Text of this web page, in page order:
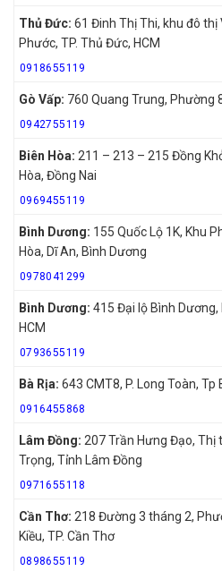
Thủ Đức: 61 Đinh Thị Thi, khu đô thị
Phước, TP. Thủ Đức, HCM
0918655119
Gò Vấp: 760 Quang Trung, Phường
0942755119
Biên Hòa: 211 – 213 – 215 Đồng
Hòa, Đồng Nai
0969455119
Bình Dương: 155 Quốc Lộ 1K, Khu
Hòa, Dĩ An, Bình Dương
0978041299
Bình Dương: 415 Đại lộ Bình
HCM
0793655119
Bà Rịa: 643 CMT8, P. Long Toàn, Tp
0916455868
Lâm Đồng: 207 Trần Hưng Đạo, Thị
Trọng, Tỉnh Lâm Đồng
0971655118
Cần Thơ: 218 Đường 3 tháng 2,
Kiều, TP. Cần Thơ
0898655119